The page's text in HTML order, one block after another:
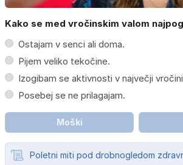
Kako se med vročinskim valom
Ostajam v senci ali doma.
Pijem veliko tekočine.
Izogibam se aktivnosti v največji
Posebej se ne prilagajam.
Moški
Poletni miti pod drobnogledom